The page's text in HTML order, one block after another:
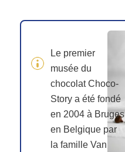
Le premier
musée du
chocolat Choco-
Story a été fondé
en 2004 à Bruges
en Belgique par
la famille Van